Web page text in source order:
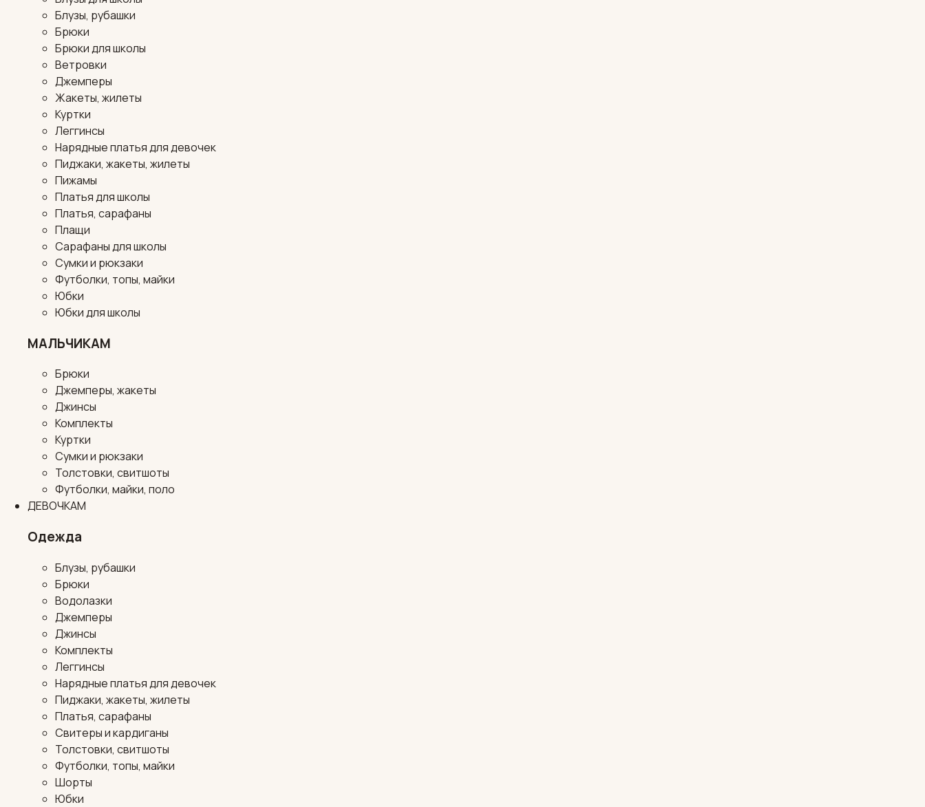
Блузы, рубашки
Брюки
Брюки для школы
Ветровки
Джемперы
Жакеты, жилеты
Куртки
Леггинсы
Нарядные платья для девочек
Пиджаки, жакеты, жилеты
Пижамы
Платья для школы
Платья, сарафаны
Плащи
Сарафаны для школы
Сумки и рюкзаки
Футболки, топы, майки
Юбки
Юбки для школы
МАЛЬЧИКАМ
Брюки
Джемперы, жакеты
Джинсы
Комплекты
Куртки
Сумки и рюкзаки
Толстовки, свитшоты
Футболки, майки, поло
ДЕВОЧКАМ
Одежда
Блузы, рубашки
Брюки
Водолазки
Джемперы
Джинсы
Комплекты
Леггинсы
Нарядные платья для девочек
Пиджаки, жакеты, жилеты
Платья, сарафаны
Свитеры и кардиганы
Толстовки, свитшоты
Футболки, топы, майки
Шорты
Юбки